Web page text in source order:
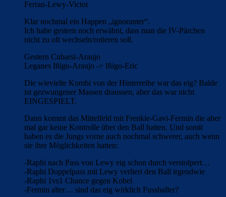
Ferran-Lewy-Victor
Klar nochmal ein Happen „ignoranter“.
Ich habe gestern noch erwähnt, dass man die IV-Pärchen
nicht zu oft wechseln/rotieren soll.
Gestern Cubarsi-Araujo
Leganes Iñigo-Araujo -> Iñigo-Eric
Die wievielte Kombi von der Hinterreihe war das eig? Balde
ist gezwungener Massen draussen, aber das war nicht
EINGESPIELT.
Dann kommt das Mittelfeld mit Frenkie-Gavi-Fermin die aber
mal gar keine Kontrolle über den Ball hatten. Und somit
haben es die Jungs vorne auch nochmal schwerer, auch wenn
sie ihre Möglichkeiten hatten:
-Raphi nach Pass von Lewy eig schon durch verstolpert…
-Raphi Doppelpass mit Lewy verliert den Ball irgendwie
-Raphi 1vs1 Chance gegen Kobel
-Fermin alter… sind das eig wirklich Fussballer?